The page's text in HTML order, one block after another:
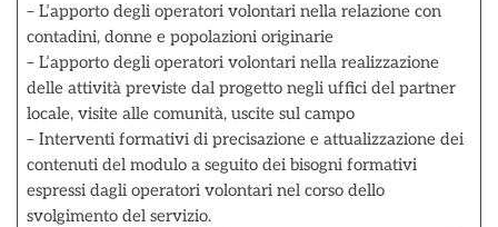
– L’apporto degli operatori volontari nella relazione con
contadini, donne e popolazioni originarie
– L’apporto degli operatori volontari nella realizzazione
delle attività previste dal progetto negli uffici del partner
locale, visite alle comunità, uscite sul campo
– Interventi formativi di precisazione e attualizzazione dei
contenuti del modulo a seguito dei bisogni formativi
espressi dagli operatori volontari nel corso dello
svolgimento del servizio.